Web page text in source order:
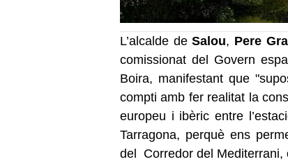
L’alcalde deSalou, Pere
comissionat del Govern
Boira, manifestant que
compti amb fer realitat la
europeu i ibèric entre
Tarragona, perquè ens
del Corredor del Mediterrani,